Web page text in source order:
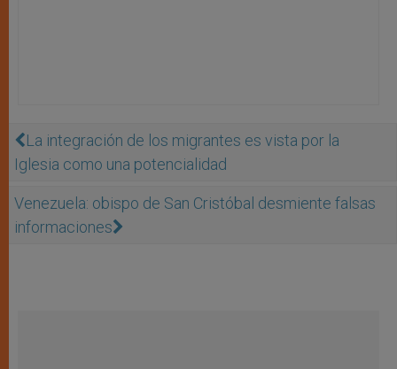
La integración de los migrantes es vista por la
Iglesia como una potencialidad
Venezuela: obispo de San Cristóbal desmiente falsas
informaciones